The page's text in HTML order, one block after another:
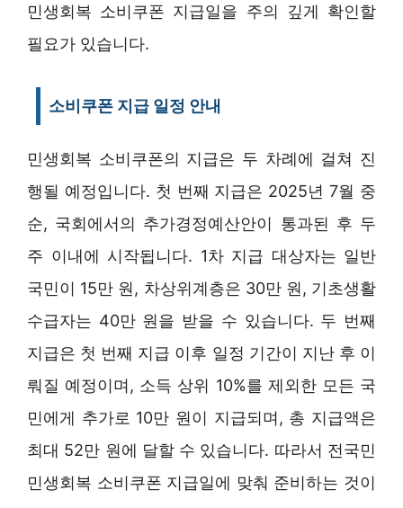
민생회복 소비쿠폰 지급일을 주의 깊게 확인할
필요가 있습니다.
소비쿠폰 지급 일정 안내
민생회복 소비쿠폰의 지급은 두 차례에 걸쳐 진
행될 예정입니다. 첫 번째 지급은 2025년 7월 중
순, 국회에서의 추가경정예산안이 통과된 후 두
주 이내에 시작됩니다. 1차 지급 대상자는 일반
국민이 15만 원, 차상위계층은 30만 원, 기초생활
수급자는 40만 원을 받을 수 있습니다. 두 번째
지급은 첫 번째 지급 이후 일정 기간이 지난 후 이
뤄질 예정이며, 소득 상위 10%를 제외한 모든 국
민에게 추가로 10만 원이 지급되며, 총 지급액은
최대 52만 원에 달할 수 있습니다. 따라서 전국민
민생회복 소비쿠폰 지급일에 맞춰 준비하는 것이